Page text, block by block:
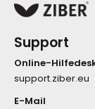
Support
Online-
support.ziber.eu
E-Mail